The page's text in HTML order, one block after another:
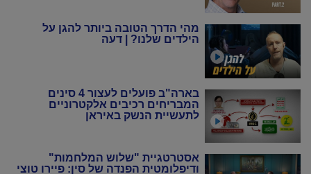
מהי הדרך הטובה ביותר להגן על
הילדים שלנו? | דעה
בארה"ב פועלים לעצור 4 סינים
המבריחים רכיבים אלקטרוניים
לתעשיית הנשק באיראן
אסטרטגיית "שלוש המלחמות"
ודיפלומטית הפנדה של סין: פיירו טוצי